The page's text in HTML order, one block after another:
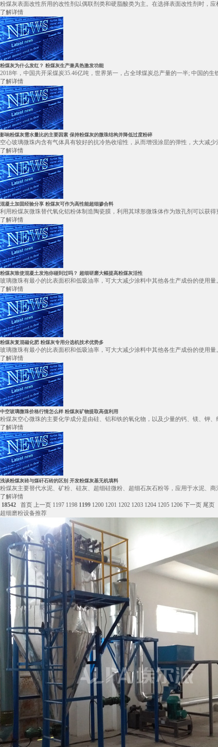
粉煤灰表面改性所用的改性剂以偶联剂类和硬脂酸类为主。在选择表面改性剂时，
了解详情
粉煤灰为什么发红？ 粉煤灰生产兼具热激发功能
2018年，中国共开采煤炭35.46亿吨，世界第一，占全球煤炭总产量的一半; 中国的
了解详情
影响粉煤灰需水量比的主要因素 保持粉煤灰的微珠结构并降低过度粉碎
空心玻璃微珠内含有气体具有较好的抗冷热收缩性，从而增强涂层的弹性，大大减
了解详情
混凝土加固经验分享 粉煤灰可作为高性能超细掺合料
利用粉煤灰微珠替代氧化铝粉体制造陶瓷膜，利用其球形微珠体作为致孔剂可以获
了解详情
粉煤灰致使混凝土发泡你碰到过吗？ 超细研磨大幅提高粉煤灰活性
玻璃微珠有最小的比表面积和低吸油率，可大大减少涂料中其他各生产成份的使用
了解详情
粉煤灰复混磁化肥 粉煤灰专用分选机技术优势多
玻璃微珠有最小的比表面积和低吸油率，可大大减少涂料中其他各生产成份的使用
了解详情
中空玻璃微珠价格行情怎么样 粉煤灰矿物提取高值利用
粉煤灰空心微珠的主要化学成分是由硅、铝和铁的氧化物，以及少量的钙、镁、钾
了解详情
浅谈粉煤灰砖与煤矸石砖的区别 开发粉煤灰基无机填料
粉煤灰主要替代水泥、矿粉、硅灰、超细硅微粉、超细石灰石粉等，应用于水泥、
了解详情
18542
首页 上一页 1197 1198 1199 1200 1201 1202 1203 1204 1205 1206 下一页 尾页
超细磨粉设备推荐